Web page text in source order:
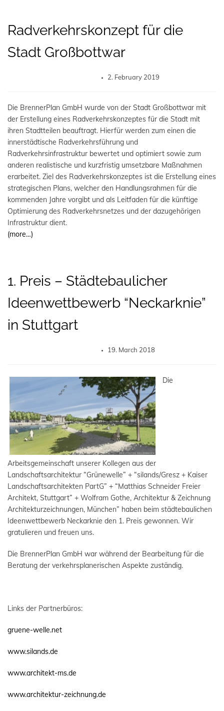
Radverkehrskonzept für die
Stadt Großbottwar
2. February 2019
Die BrennerPlan GmbH wurde von der Stadt Großbottwar mit
der Erstellung eines Radverkehrskonzeptes für die Stadt mit
ihren Stadtteilen beauftragt. Hierfür werden zum einen die
innerstädtische Radverkehrsführung und
Radverkehrsinfrastruktur bewertet und optimiert sowie zum
anderen realistische und kurzfristig umsetzbare Maßnahmen
erarbeitet. Ziel des Radverkehrskonzeptes ist die Erstellung eines
strategischen Plans, welcher den Handlungsrahmen für die
kommenden Jahre vorgibt und als Leitfaden für die künftige
Optimierung des Radverkehrsnetzes und der dazugehörigen
Infrastruktur dient.
(more…)
1. Preis – Städtebaulicher
Ideenwettbewerb “Neckarknie”
in Stuttgart
19. March 2018
Die
Arbeitsgemeinschaft unserer Kollegen aus der
Landschaftsarchitektur “Grünewelle” + “silands/Gresz + Kaiser
Landschaftsarchitekten PartG” + “Matthias Schneider Freier
Architekt, Stuttgart” + Wolfram Gothe, Architektur & Zeichnung
Architekturzeichnungen, München” haben beim städtebaulichen
Ideenwettbewerb Neckarknie den 1. Preis gewonnen. Wir
gratulieren und freuen uns.
Die BrennerPlan GmbH war während der Bearbeitung für die
Beratung der verkehrsplanerischen Aspekte zuständig.
Links der Partnerbüros:
gruene-welle.net
www.silands.de
www.architekt-ms.de
www.architektur-zeichnung.de